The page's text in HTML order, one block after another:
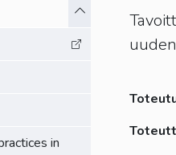
Vaihda
in